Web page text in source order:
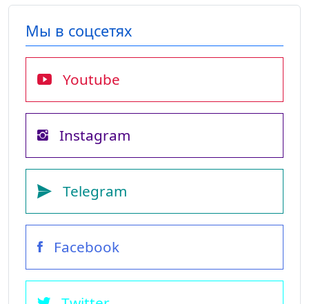
Мы в соцсетях
Youtube
Instagram
Telegram
Facebook